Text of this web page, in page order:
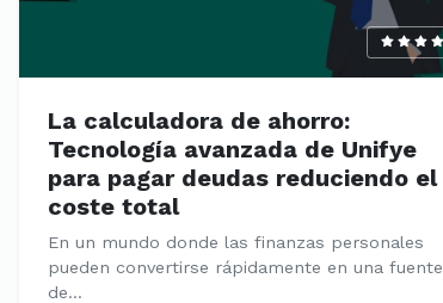
La calculadora de ahorro:
Tecnología avanzada de Unifye
para pagar deudas reduciendo el
coste total
En un mundo donde las finanzas personales
pueden convertirse rápidamente en una fuente
de...